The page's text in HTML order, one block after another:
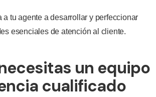
a tu agente a desarrollar y perfeccionar
esenciales de atención al cliente.
un equipo
cualificado